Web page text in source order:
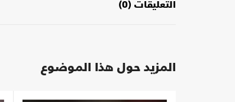
التعليقات (0)
المزيد حول هذا الموضوع